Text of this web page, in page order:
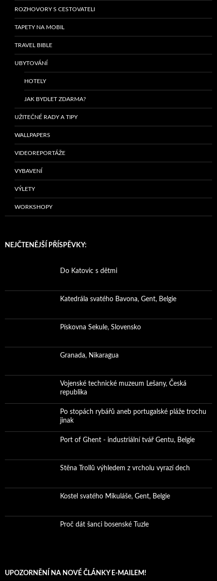
ROZHOVORY S CESTOVATELI
TAPETY NA MOBIL
TRAVEL BIBLE
UBYTOVÁNÍ
HOTELY
JAK BYDLET ZDARMA?
UŽITEČNÉ RADY A TIPY
WALLPAPERS
VIDEOREPORTÁŽE
VYBAVENÍ
VÝLETY
WORKSHOPY
NEJČTENĚJŠÍ PŘÍSPĚVKY:
Do Katovic s dětmi
Katedrála svatého Bavona, Gent, Belgie
Pískovna Sekule, Slovensko
Granada, Nikaragua
Vojenské technické muzeum Lešany, Česká
republika
Po stopách rybářů aneb portugalské pláže trochu
jinak
Port of Ghent - industriální tvář Gentu, Belgie
Stěna Trollů výhledem z vrcholu vyrazí dech
Kostel svatého Mikuláše, Gent, Belgie
Proč dát šanci bosenské Tuzle
UPOZORNĚNÍ NA NOVÉ ČLÁNKY E-MAILEM!